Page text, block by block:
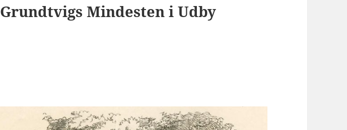
Grundtvigs Mindesten i Udby